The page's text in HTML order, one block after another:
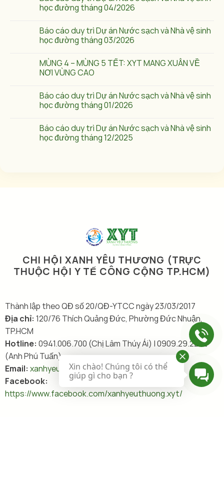
học đường tháng 04/2026
Báo cáo duy trì Dự án Nước sạch và Nhà vệ sinh
học đường tháng 03/2026
MÙNG 4 – MÙNG 5 TẾT: XYT MANG XUÂN VỀ
NƠI VÙNG CAO
Báo cáo duy trì Dự án Nước sạch và Nhà vệ sinh
học đường tháng 01/2026
Báo cáo duy trì Dự án Nước sạch và Nhà vệ sinh
học đường tháng 12/2025
CHI HỘI XANH YÊU THƯƠNG (TRỰC
THUỘC HỘI Y TẾ CÔNG CỘNG TP.HCM)
Thành lập theo QĐ số 20/QĐ-YTCC ngày 23/03/2017
Địa chỉ: 120/76 Thích Quảng Đức, Phường Đức Nhuận,
TP.HCM
Hotline: 0941.006.700 (Chị Lâm Thúy Ái) | 0909.29.2222
(Anh Phú Tuấn)
Email: xanhyeuthuong.2016@gmail.com
Facebook:
https://www.facebook.com/xanhyeuthuong.xyt/
Xin chào! Chúng tôi có thể
giúp gì cho bạn ?